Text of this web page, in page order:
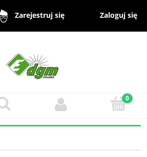
Zarejestruj się Zaloguj się